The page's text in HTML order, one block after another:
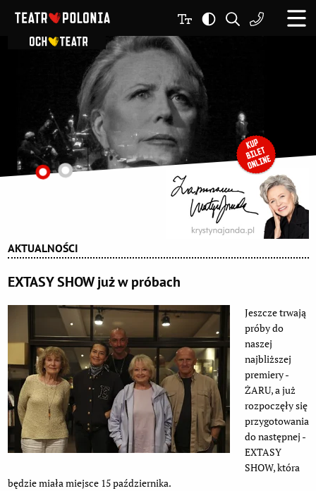
AKTUALNOŚCI
EXTASY SHOW już w próbach
Jeszcze trwają
próby do
naszej
najbliższej
premiery -
ŻARU, a już
rozpoczęły się
przygotowania
do następnej -
EXTASY
SHOW, która
będzie miała miejsce 15 października.